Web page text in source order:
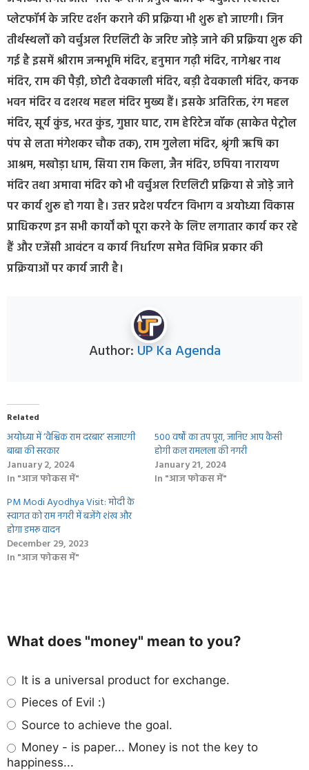
प्लेटफॉर्म के जरिए दर्शन कराने की प्रक्रिया भी शुरू हो जाएगी। जिन
तीर्थस्थलों को वर्चुअल रिएलिटी के जरिए जोड़े जाने की प्रक्रिया शुरू की
गई है इसमें श्रीराम जन्मभूमि मंदिर, हनुमान गढ़ी मंदिर, नागेश्वर नाथ
मंदिर, राम की पैड़ी, छोटी देवकाली मंदिर, बड़ी देवकाली मंदिर, कनक
भवन मंदिर व दशरथ महल मंदिर मुख्य हैं। इसके अतिरिक्त, रंग महल
मंदिर, सूर्य कुंड, भरत कुंड, गुप्तार घाट, राम हेरिटेज वॉक (साकेत पेट्रोल
पंप से लता मंगेशकर चौक तक), राम गुलेला मंदिर, श्रृंगी ऋषि का
आश्रम, मखोड़ा धाम, सिया राम किला, जैन मंदिर, छपिया नारायण
मंदिर तथा अमावा मंदिर को भी वर्चुअल रिएलिटी प्रक्रिया से जोड़े जाने
पर कार्य शुरू हो गया है। उत्तर प्रदेश पर्यटन विभाग व अयोध्या विकास
प्राधिकरण इन सभी कार्यों को पूरा करने के लिए लगातार कार्य कर रहे
हैं और एजेंसी आवंटन व कार्य निर्धारण समेत विभिन्न प्रकार की
प्रक्रियाओं पर कार्य जारी है।
Author: UP Ka Agenda
Related
अयोध्या में ‘वैश्विक राम दरबार’ सजाएगी
बाबा की सरकार
January 2, 2024
In "आज फोकस में"
500 वर्षों का तप पूरा, जानिए आप कैसी
होगी कल रामलला की नगरी
January 21, 2024
In "आज फोकस में"
PM Modi Ayodhya Visit: मोदी के
स्‍वागत को राम नगरी में बजेंगे शंख और
होगा डमरू वादन
December 29, 2023
In "आज फोकस में"
What does "money" mean to you?
It is a universal product for exchange.
Pieces of Evil :)
Source to achieve the goal.
Money - is paper... Money is not the key to
happiness...